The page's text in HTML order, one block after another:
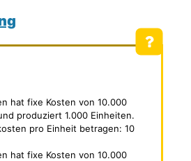
hat fixe Kosten von 10.000
produziert 1.000 Einheiten.
pro Einheit betragen: 10
hat fixe Kosten von 10.000